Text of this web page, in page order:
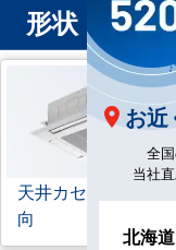
形状 から
天井カセット形
向
お近
全
当社
北海